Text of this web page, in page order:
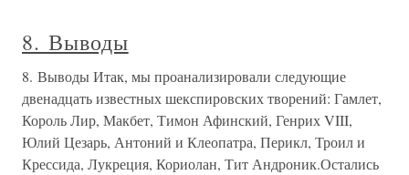
8. Выводы
8. Выводы Итак, мы проанализировали следующие
двенадцать известных шекспировских творений: Гамлет,
Король Лир, Макбет, Тимон Афинский, Генрих VIII,
Юлий Цезарь, Антоний и Клеопатра, Перикл, Троил и
Крессида, Лукреция, Кориолан, Тит Андроник.Остались